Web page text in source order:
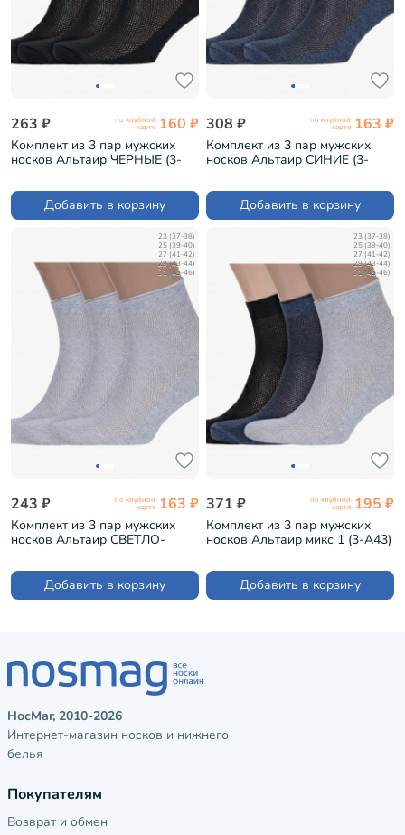
263 ₽ по клубной
карте 160 ₽
Комплект из 3 пар мужских
носков Альтаир ЧЕРНЫЕ (3-
Добавить в корзину
308 ₽ по клубной
карте 163 ₽
Комплект из 3 пар мужских
носков Альтаир СИНИЕ (3-
Добавить в корзину
23 (37-38)
25 (39-40)
27 (41-42)
29 (43-44)
31 (45-46)
243 ₽ по клубной
карте 163 ₽
Комплект из 3 пар мужских
носков Альтаир СВЕТЛО-
Добавить в корзину
23 (37-38)
25 (39-40)
27 (41-42)
29 (43-44)
31 (45-46)
371 ₽ по клубной
карте 195 ₽
Комплект из 3 пар мужских
носков Альтаир микс 1 (3-А43)
Добавить в корзину
НосМаг, 2010-2026
Интернет-магазин носков и нижнего
белья
Покупателям
Возврат и обмен